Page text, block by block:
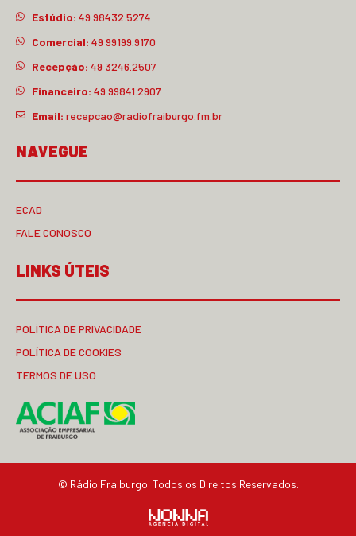
Estúdio: 49 98432.5274
Comercial: 49 99199.9170
Recepção: 49 3246.2507
Financeiro: 49 99841.2907
Email: recepcao@radiofraiburgo.fm.br
NAVEGUE
ECAD
FALE CONOSCO
LINKS ÚTEIS
POLÍTICA DE PRIVACIDADE
POLÍTICA DE COOKIES
TERMOS DE USO
© Rádio Fraiburgo. Todos os Direitos Reservados.